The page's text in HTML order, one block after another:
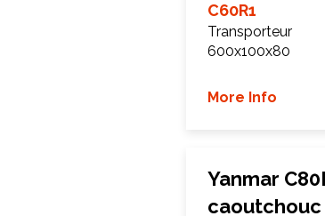
C60R1
Transporteur
600x100x80
More Info
Yanmar
caoutchouc